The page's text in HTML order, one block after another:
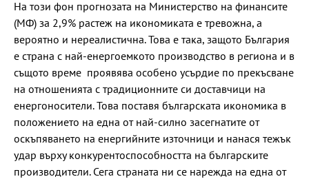
На този фон прогнозата на Министерство на финансите
(МФ) за 2,9% растеж на икономиката е тревожна, а
вероятно и нереалистична. Това е така, защото България
е страна с най-енергоемкото производство в региона и в
същото време проявява особено усърдие по прекъсване
на отношенията с традиционните си доставчици на
енергоносители. Това поставя българската икономика в
положението на една от най-силно засегнатите от
оскъпяването на енергийните източници и нанася тежък
удар върху конкурентоспособността на българските
производители. Сега страната ни се нарежда на една от